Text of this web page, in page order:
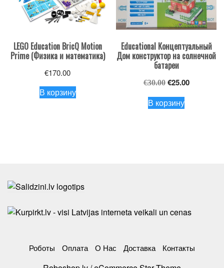
LEGO Education BricQ Motion
Prime (Физика и математика)
€170.00
В корзину
Educational Концептуальный
Дом конструктор на солнечной
батареи
€30.00
составляла
€25.00Текущая
В корзину
Роботы Оплата О Нас Доставка Контакты